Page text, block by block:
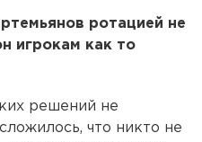
ротацией не
игрокам как то
решений не
что никто не